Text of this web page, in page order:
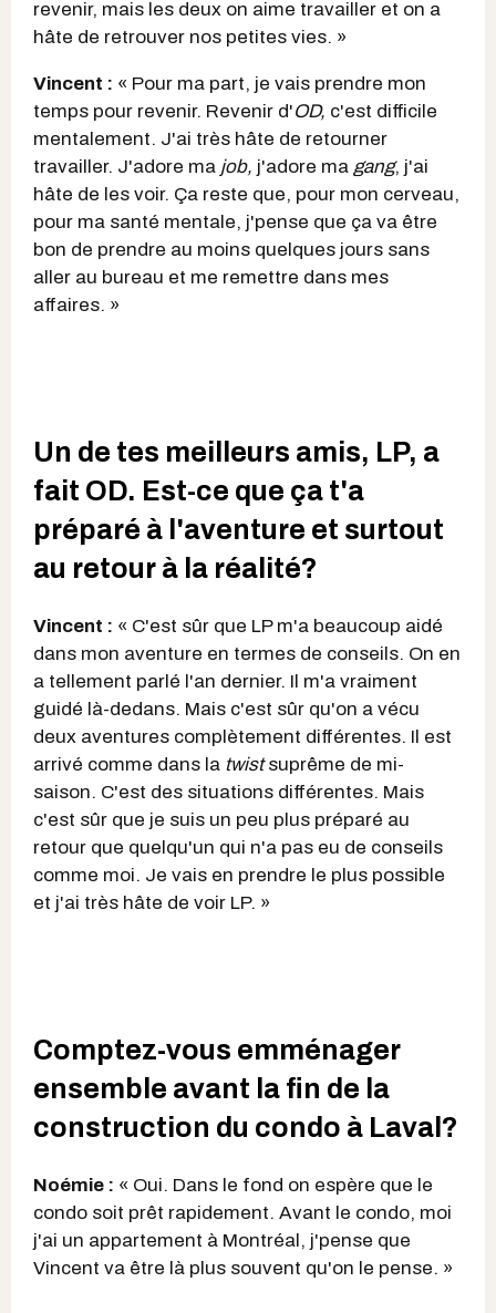
revenir, mais les deux on aime travailler et on a
hâte de retrouver nos petites vies. »
Vincent : « Pour ma part, je vais prendre mon
temps pour revenir. Revenir d'OD, c'est difficile
mentalement. J'ai très hâte de retourner
travailler. J'adore ma job, j'adore ma gang, j'ai
hâte de les voir. Ça reste que, pour mon cerveau,
pour ma santé mentale, j'pense que ça va être
bon de prendre au moins quelques jours sans
aller au bureau et me remettre dans mes
affaires. »
Un de tes meilleurs amis, LP, a
fait OD. Est-ce que ça t'a
préparé à l'aventure et surtout
au retour à la réalité?
Vincent : « C'est sûr que LP m'a beaucoup aidé
dans mon aventure en termes de conseils. On en
a tellement parlé l'an dernier. Il m'a vraiment
guidé là-dedans. Mais c'est sûr qu'on a vécu
deux aventures complètement différentes. Il est
arrivé comme dans la twistsuprême de mi-
saison. C'est des situations différentes. Mais
c'est sûr que je suis un peu plus préparé au
retour que quelqu'un qui n'a pas eu de conseils
comme moi. Je vais en prendre le plus possible
et j'ai très hâte de voir LP. »
Comptez-vous emménager
ensemble avant la fin de la
construction du condo à Laval?
Noémie : « Oui. Dans le fond on espère que le
condo soit prêt rapidement. Avant le condo, moi
j'ai un appartement à Montréal, j'pense que
Vincent va être là plus souvent qu'on le pense. »